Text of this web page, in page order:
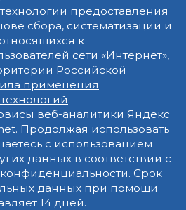
предоставления
сбора, систематизации и
к
сети «Интернет»,
Российской
применения
.
веб-аналитики Яндекс
Продолжая использовать
с использованием
данных в соответствии с
. Срок
данных при помощи
14 дней.